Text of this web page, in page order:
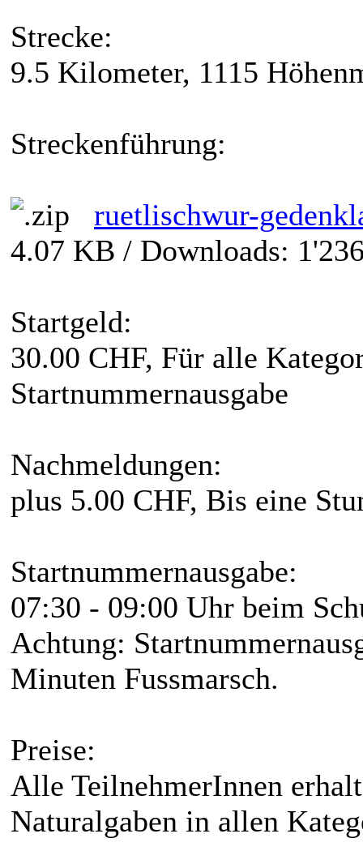
Strecke:
9.5 Kilometer, 1115
Streckenführung:
ruetlischwur-
4.07 KB / Downloads:
Startgeld:
30.00 CHF, Für alle
Startnummernausgabe
Nachmeldungen:
plus 5.00 CHF, Bis eine
Startnummernausgabe:
07:30 - 09:00 Uhr beim
Achtung:
Minuten Fussmarsch.
Preise:
Alle TeilnehmerInnen
Naturalgaben in allen